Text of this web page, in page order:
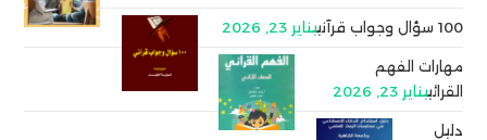
100 سؤال وجواب قرآني يناير 23, 2026
مهارات الفهم
القرائييناير 23, 2026
دليل